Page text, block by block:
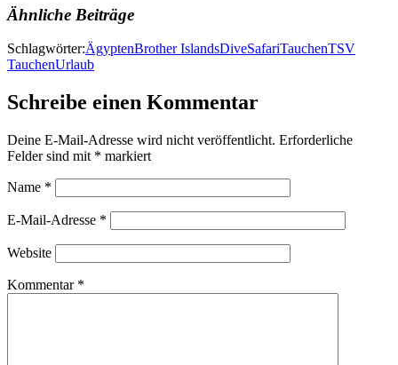
Ähnliche Beiträge
Schlagwörter:ÄgyptenBrother IslandsDiveSafariTauchenTSV
TauchenUrlaub
Schreibe einen Kommentar
Deine E-Mail-Adresse wird nicht veröffentlicht. Erforderliche
Felder sind mit * markiert
Name *
E-Mail-Adresse *
Website
Kommentar *